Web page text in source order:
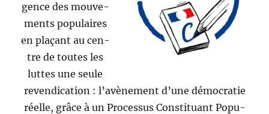
gence des mou­ve­
ments pop­u­laires
en plaçant au cen­
tre de toutes les
luttes une seule
reven­di­ca­tion : l’avènement d’une démoc­ra­tie
réelle, grâce à un Proces­sus Con­sti­tu­ant Pop­u­